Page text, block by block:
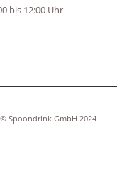
bis 12:00 Uhr
Spoondrink GmbH 2024